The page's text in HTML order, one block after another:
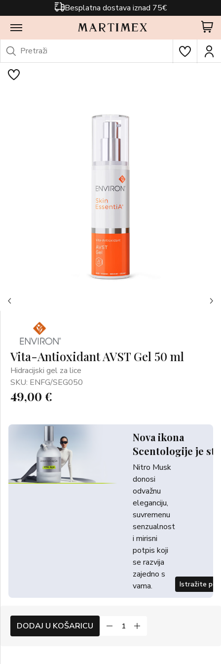
Besplatna dostava iznad 75€
Vita-Antioxidant AVST Gel 50 ml
Hidracijski gel za lice
SKU: ENFG/SEG050
49,00 €
Nova ikona
Scentologije je
Nitro Musk
donosi
odvažnu
eleganciju,
suvremenu
senzualnost
i mirisni
potpis koji
se razvija
zajedno s
vama.
Istražite
DODAJ U KOŠARICU